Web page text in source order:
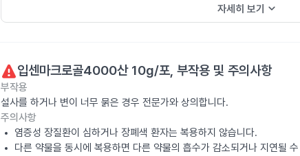
자세히 보기 keyboard_arrow_down
입센마크로골4000산 10g/포, 부작용 및 주의사항
부작용
설사를 하거나 변이 너무 묽은 경우 전문가와 상의합니다.
주의사항
염증성 장질환이 심하거나 장폐색 환자는 복용하지 않습니다.
다른 약물을 동시에 복용하면 다른 약물의 흡수가 감소되거나 지연될